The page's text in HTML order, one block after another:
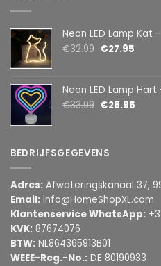
Neon LED Lamp Kat – Warm Wit – USB &
€32.99 €27.95
Neon LED Lamp Hart – Multicolor – USB & Batterij
€33.99 €28.95
BEDRIJFSGEGEVENS
Adres: Afwateringskanaal 37,
Email: info@HomeShopXL.com
Klantenservice WhatsApp:
KVK: 87674076
BTW: NL864365913B01
WEEE-Reg.-No.: DE 80190933